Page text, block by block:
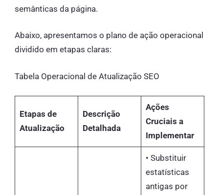
semânticas da página.
Abaixo, apresentamos o plano de ação operacional
dividido em etapas claras:
Tabela Operacional de Atualização SEO
Etapas de
Atualização
Descrição
Detalhada
Ações
Cruciais a
Implementar
• Substituir
estatísticas
antigas por